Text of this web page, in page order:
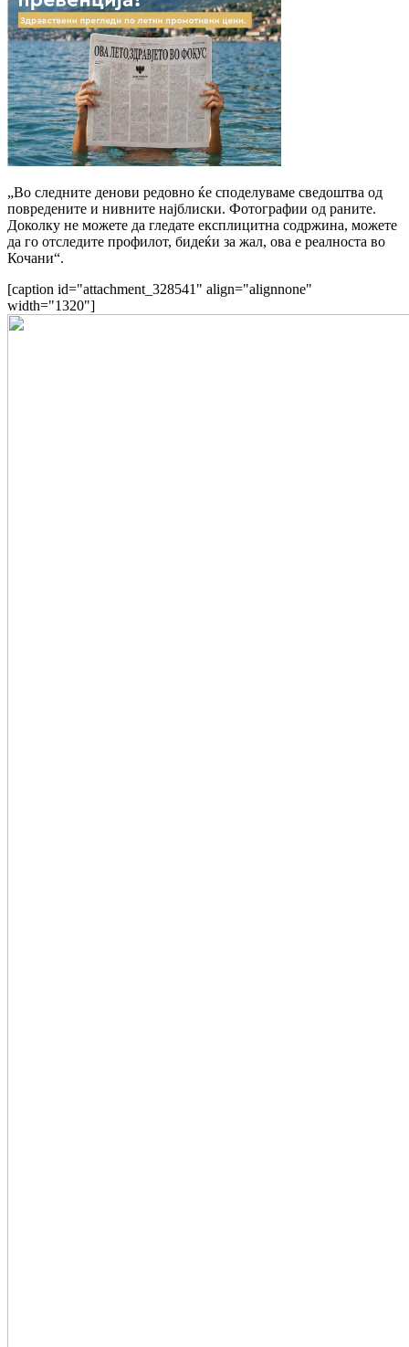
„Во следните денови редовно ќе споделуваме сведоштва од
повредените и нивните најблиски. Фотографии од раните.
Доколку не можете да гледате експлицитна содржина, можете
да го отследите профилот, бидеќи за жал, ова е реалноста во
Кочани“.
[caption id="attachment_328541" align="alignnone"
width="1320"]